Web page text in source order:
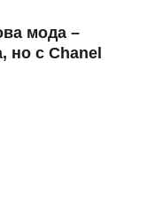
мода –
но с Chanel